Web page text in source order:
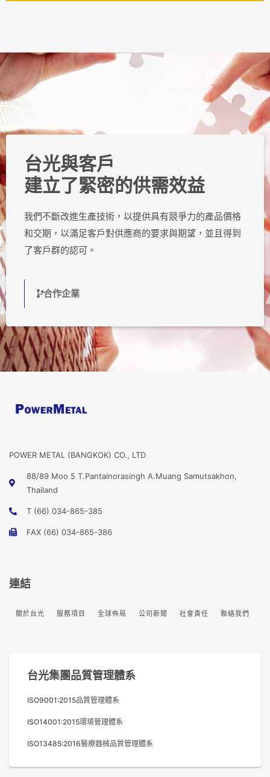
台光與客戶
建立了緊密的供需效益
我們不斷改進生產技術，以提供具有競爭力的產品價格
和交期，以滿足客戶對供應商的要求與期望，並且得到
了客戶群的認可。
合作企業
POWER METAL (BANGKOK) CO., LTD
88/89 Moo 5 T.Pantainorasingh A.Muang Samutsakhon,
Thailand
T (66) 034-865-385
FAX (66) 034-865-386
連結
關於台光 服務項目 全球佈局 公司新聞 社會責任 聯絡我們
台光集團品質管理體系
ISO9001:2015品質管理體系
ISO14001:2015環境管理體系
ISO13485:2016醫療器械品質管理體系